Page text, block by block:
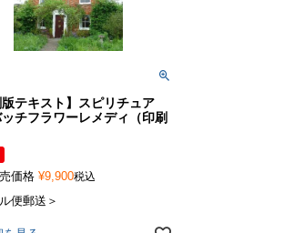
版テキスト】スピリチュア
チフラワーレメディ（印刷
価格 ¥9,900税込
便郵送＞